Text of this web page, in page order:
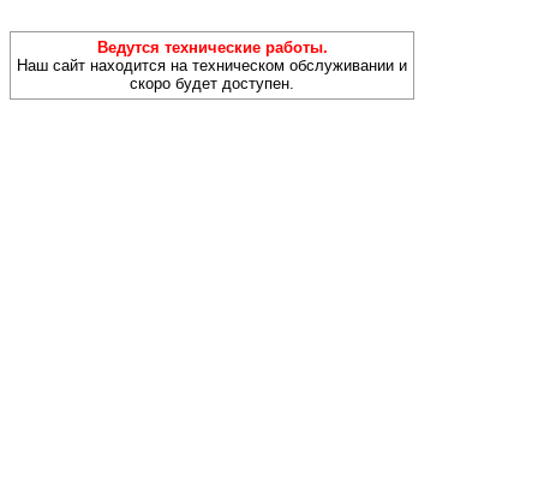
Ведутся технические работы.
Наш сайт находится на техническом обслуживании и
скоро будет доступен.